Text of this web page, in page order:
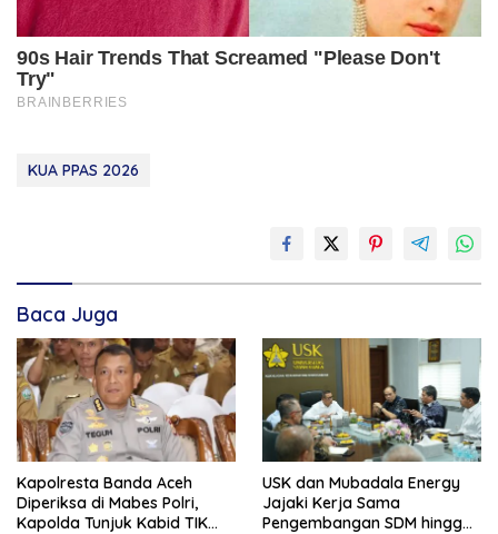
KUA PPAS 2026
Baca Juga
Kapolresta Banda Aceh
Diperiksa di Mabes Polri,
Kapolda Tunjuk Kabid TIK
USK dan Mubadala Energy
Jajaki Kerja Sama
Pengembangan SDM hingga